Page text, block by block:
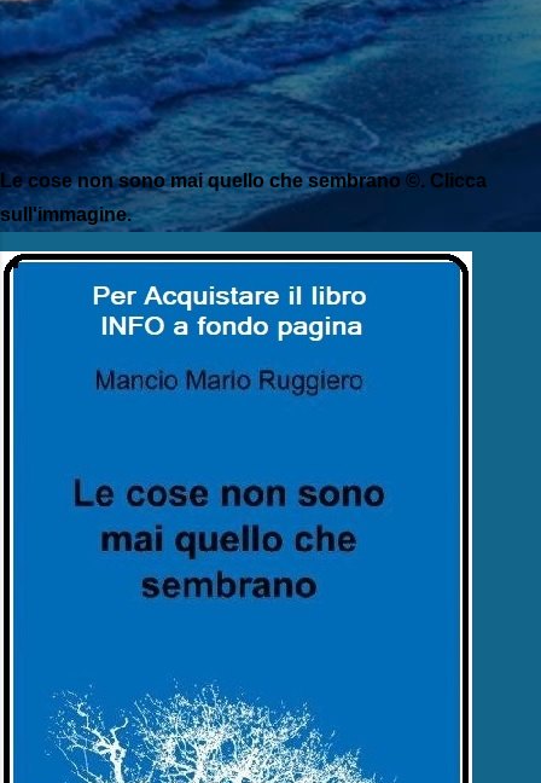
Le cose non sono mai quello che sembrano ©. Clicca
sull'immagine.